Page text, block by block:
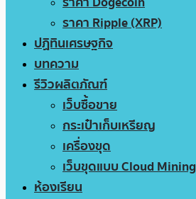
ราคา Ripple (XRP)
ปฏิทินเศรษฐกิจ
บทความ
รีวิวผลิตภัณฑ์
เว็บซื้อขาย
กระเป๋าเก็บเหรียญ
เครื่องขุด
เว็บขุดแบบ Cloud Mining
ห้องเรียน